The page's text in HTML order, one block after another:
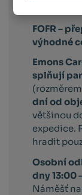
FOFR –
výhodné
Emons
splňují
dní od
většinou
expedice.
hradit
Osobní
dny 13:00
Náměšť